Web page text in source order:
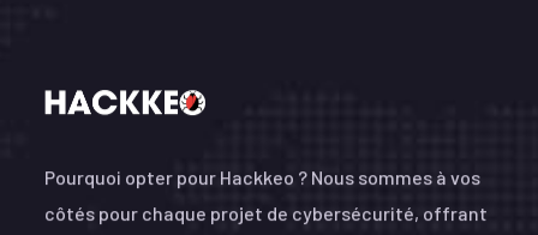
Pourquoi opter pour Hackkeo ? Nous sommes à vos
côtés pour chaque projet de cybersécurité, offrant